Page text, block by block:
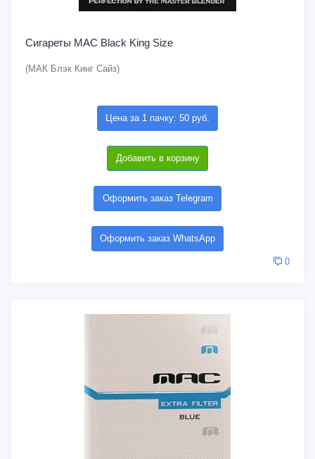
Сигареты MAC Black King Size
(МАК Блэк Кинг Сайз)
Цена за 1 пачку: 50 руб.
Добавить в корзину
Оформить заказ Telegram
Оформить заказ WhatsApp
0